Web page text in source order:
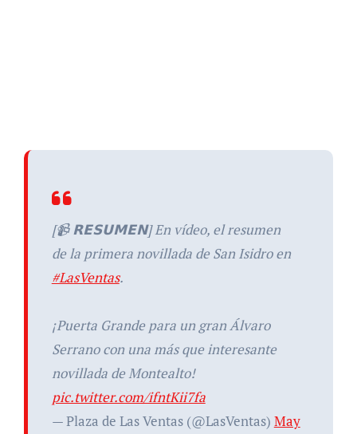
[📹 𝗥𝗘𝗦𝗨𝗠𝗘𝗡] En vídeo, el resumen
de la primera novillada de San Isidro en
#LasVentas.
¡Puerta Grande para un gran Álvaro
Serrano con una más que interesante
novillada de Montealto!
pic.twitter.com/ifntKii7fa
— Plaza de Las Ventas (@LasVentas) May